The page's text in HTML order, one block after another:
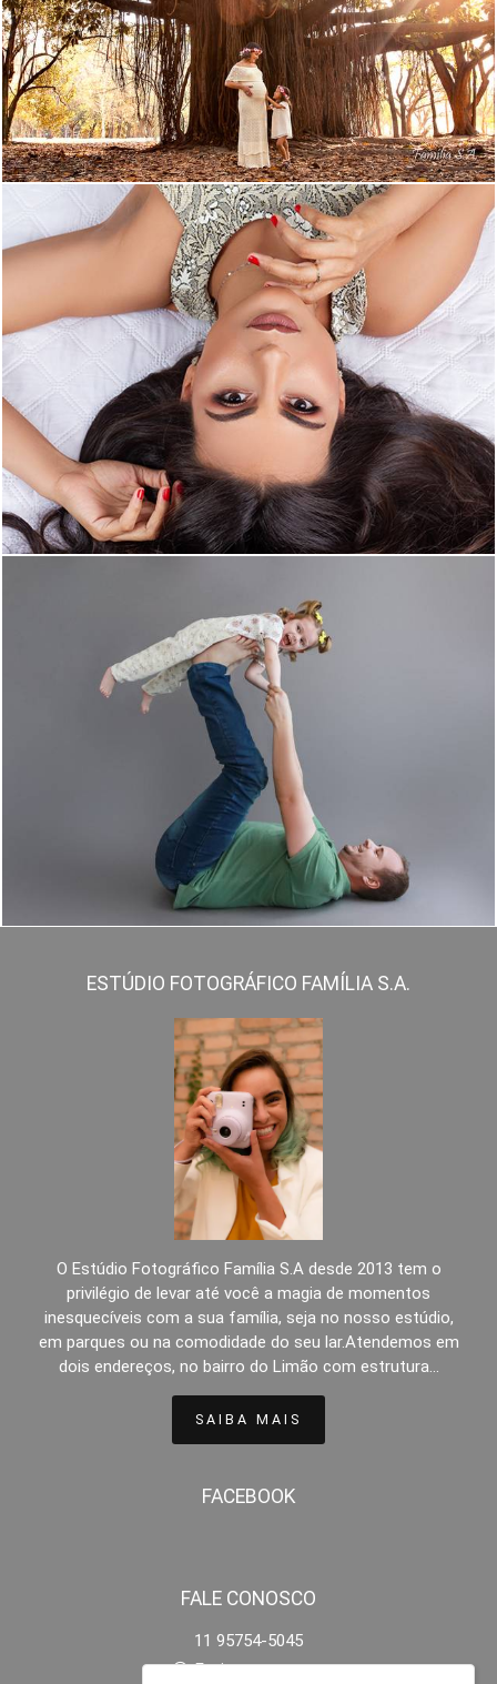
3626 1
3134 0
3342 0
ESTÚDIO FOTOGRÁFICO FAMÍLIA S.A.
O Estúdio Fotográfico Família S.A desde 2013 tem o
privilégio de levar até você a magia de momentos
inesquecíveis com a sua família, seja no nosso estúdio,
em parques ou na comodidade do seu lar.Atendemos em
dois endereços, no bairro do Limão com estrutura...
SAIBA MAIS
FACEBOOK
FALE CONOSCO
11 95754-5045
Enviar mensagem